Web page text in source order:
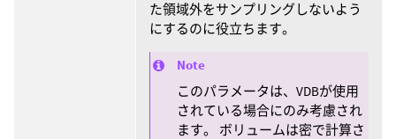
た領域外をサンプリングしないよう
にするのに役立ちます。
Note
このパラメータは、VDBが使用
されている場合にのみ考慮され
ます。 ボリュームは密で計算さ